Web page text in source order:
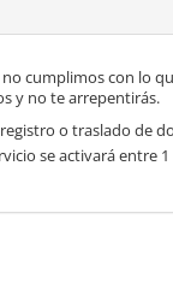
cumplimos con lo
y no te arrepentirás.
o traslado de
se activará entre